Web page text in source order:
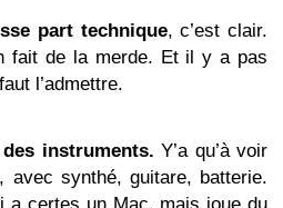
part technique, c’est clair.
fait de la merde. Et il y a pas
l’admettre.
instruments. Y’a qu’à voir
avec synthé, guitare, batterie.